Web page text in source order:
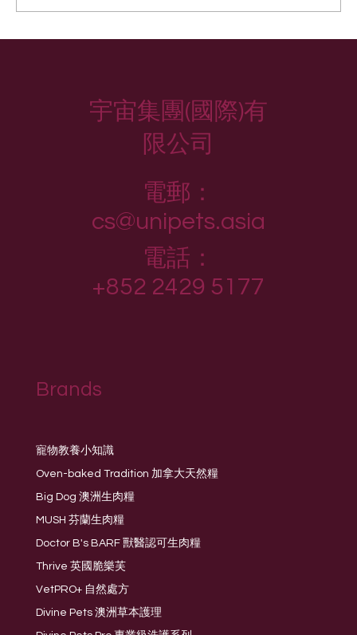
Brands
寵物教養小知識
Oven-baked Tradition 加拿大天然糧
Big Dog 澳洲生肉糧
MUSH 芬蘭生肉糧
Doctor B's BARF 獸醫認可生肉糧
Thrive 英國脆樂芙
VetPRO+ 自然處方
Divine Pets 澳洲草本護理
宇宙集團(國際)有
限公司
電郵：
cs@unipets.asia
電話：
+852 2429 5177